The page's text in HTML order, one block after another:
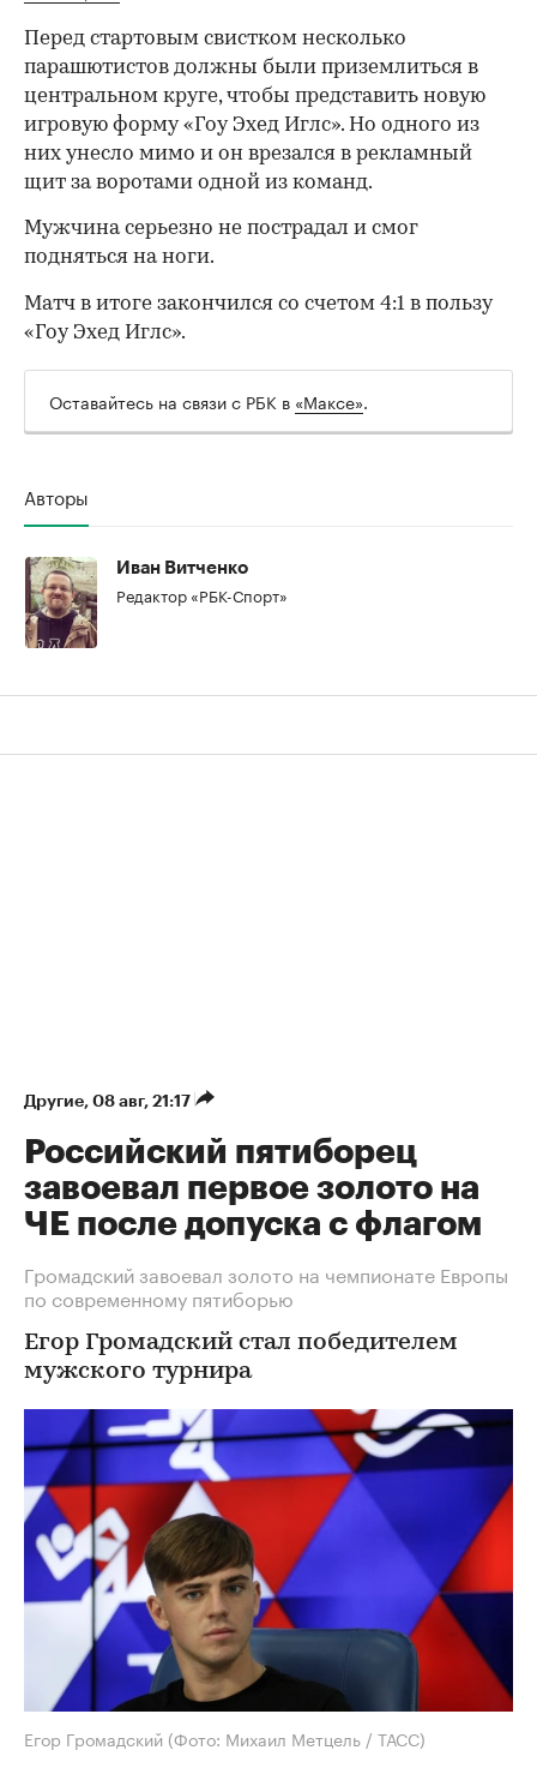
Перед стартовым свистком несколько
парашютистов должны были приземлиться в
центральном круге, чтобы представить новую
игровую форму «Гоу Эхед Иглс». Но одного из
них унесло мимо и он врезался в рекламный
щит за воротами одной из команд.
Мужчина серьезно не пострадал и смог
подняться на ноги.
Матч в итоге закончился со счетом 4:1 в пользу
«Гоу Эхед Иглс».
Оставайтесь на связи с РБК в «Максе».
Авторы
Иван Витченко
Редактор «РБК-Спорт»
Другие⁠, 08 авг, 21:17
Российский пятиборец
завоевал первое золото на
ЧЕ после допуска с флагом
Громадский завоевал золото на чемпионате Европы
по современному пятиборью
Егор Громадский стал победителем
мужского турнира
Егор Громадский (Фото: Михаил Метцель / ТАСС)